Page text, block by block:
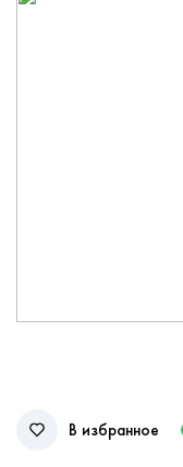
В избранное